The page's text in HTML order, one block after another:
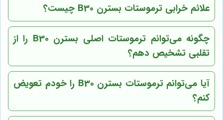
علائم خرابی ترموستات بسترن B30 چیست؟
چگونه می‌توانم ترموستات اصلی بسترن B30 را از
تقلبی تشخیص دهم؟
آیا می‌توانم ترموستات بسترن B30 را خودم تعویض
کنم؟